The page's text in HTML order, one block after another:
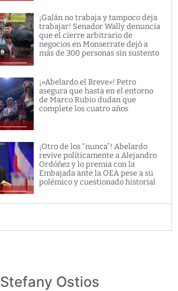
¡Galán no trabaja y tampoco deja
trabajar! Senador Wally denuncia
que el cierre arbitrario de
negocios en Monserrate dejó a
más de 300 personas sin sustento
¡»Abelardo el Breve»! Petro
asegura que hasta en el entorno
de Marco Rubio dudan que
complete los cuatro años
¡Otro de los “nunca”! Abelardo
revive políticamente a Alejandro
Ordóñez y lo premia con la
Embajada ante la OEA pese a su
polémico y cuestionado historial
Stefany Ostios